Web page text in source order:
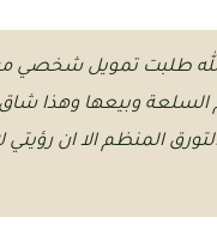
طلبت تمويل شخصي
وبيعها وهذا
المنظم الا ان رؤيتي